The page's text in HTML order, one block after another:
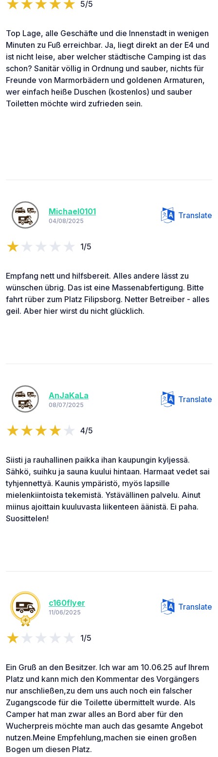
5/5
Top Lage, alle Geschäfte und die Innenstadt in wenigen
Minuten zu Fuß erreichbar. Ja, liegt direkt an der E4 und
ist nicht leise, aber welcher städtische Camping ist das
schon? Sanitär völlig in Ordnung und sauber, nichts für
Freunde von Marmorbädern und goldenen Armaturen,
wer einfach heiße Duschen (kostenlos) und sauber
Toiletten möchte wird zufrieden sein.
Michael0101
04/08/2025
Translate
1/5
Empfang nett und hilfsbereit. Alles andere lässt zu
wünschen übrig. Das ist eine Massenabfertigung. Bitte
fahrt rüber zum Platz Filipsborg. Netter Betreiber - alles
geil. Aber hier wirst du nicht glücklich.
AnJaKaLa
08/07/2025
Translate
4/5
Siisti ja rauhallinen paikka ihan kaupungin kyljessä.
Sähkö, suihku ja sauna kuului hintaan. Harmaat vedet sai
tyhjennettyä. Kaunis ympäristö, myös lapsille
mielenkiintoista tekemistä. Ystävällinen palvelu. Ainut
miinus ajoittain kuuluvasta liikenteen äänistä. Ei paha.
Suosittelen!
c160flyer
11/06/2025
Translate
1/5
Ein Gruß an den Besitzer. Ich war am 10.06.25 auf Ihrem
Platz und kann mich den Kommentar des Vorgängers
nur anschließen,zu dem uns auch noch ein falscher
Zugangscode für die Toilette übermittelt wurde. Als
Camper hat man zwar alles an Bord aber für den
Wucherpreis möchte man auch das gesamte Angebot
nutzen.Meine Empfehlung,machen sie einen großen
Bogen um diesen Platz.